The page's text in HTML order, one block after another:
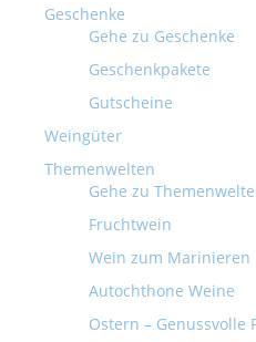
Geschenke
Gehe zu Geschenke
Geschenkpakete
Gutscheine
Weingüter
Themenwelten
Gehe zu
Fruchtwein
Wein zum Marinieren
Autochthone Weine
Ostern – Genussvolle